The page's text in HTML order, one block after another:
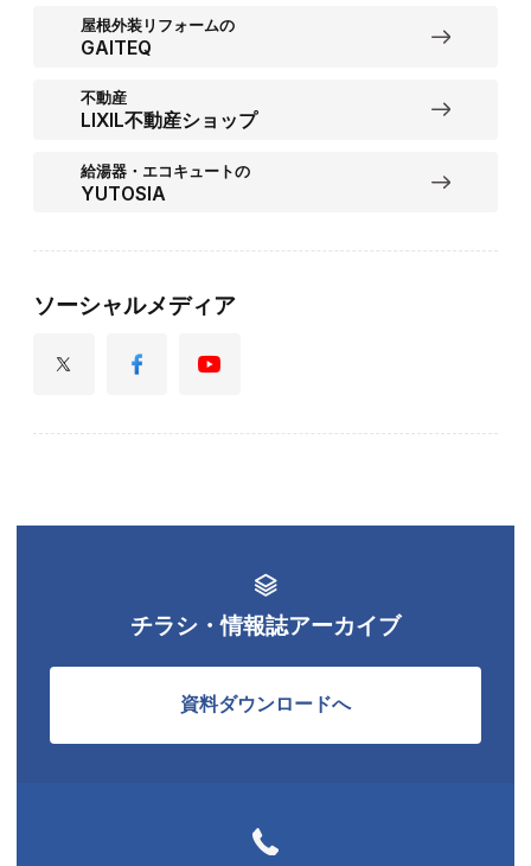
屋根外装リフォームの
GAITEQ
不動産
LIXIL不動産ショップ
給湯器・エコキュートの
YUTOSIA
ソーシャルメディア
チラシ・情報誌アーカイブ
資料ダウンロードへ